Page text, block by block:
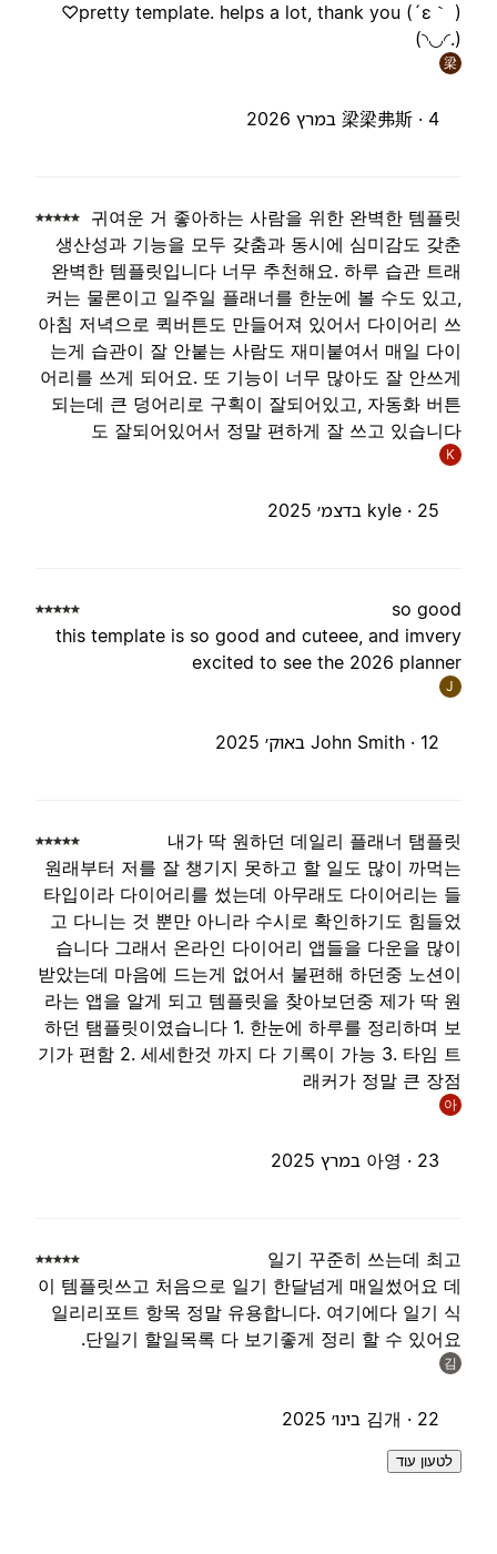
pretty template. helps a lot, thank you (´ε｀ )♡
梁梁弗斯 ·
귀여운 거 좋아하는 사람을 위한 완벽한 템플
생산성과 기능을 모두 갖춤과 동시에 심미감도 갖
완벽한 템플릿입니다 너무 추천해요. 하루 습관 트
커는 물론이고 일주일 플래너를 한눈에 볼 수도 있
아침 저녁으로 퀵버튼도 만들어져 있어서 다이어리
는게 습관이 잘 안붙는 사람도 재미붙여서 매일 다
어리를 쓰게 되어요. 또 기능이 너무 많아도 잘 안쓰
되는데 큰 덩어리로 구획이 잘되어있고, 자동화 버
도 잘되어있어서 정말 편하게 잘 쓰고 있습니
kyle ·
so
this template is so good and cuteee, and
excited to see the 2026
John Smith ·
내가 딱 원하던 데일리 플래너 탬플
원래부터 저를 잘 챙기지 못하고 할 일도 많이 까먹
타입이라 다이어리를 썼는데 아무래도 다이어리는
고 다니는 것 뿐만 아니라 수시로 확인하기도 힘들
습니다 그래서 온라인 다이어리 앱들을 다운을 많
받았는데 마음에 드는게 없어서 불편해 하던중 노션
라는 앱을 알게 되고 템플릿을 찾아보던중 제가 딱
하던 탬플릿이였습니다 1. 한눈에 하루를 정리하며
기가 편함 2. 세세한것 까지 다 기록이 가능 3. 타임
래커가 정말 큰 장
아영 ·
일기 꾸준히 쓰는데 최
이 템플릿쓰고 처음으로 일기 한달넘게 매일썼어요
일리리포트 항목 정말 유용합니다. 여기에다 일기
단일기 할일목록 다 보기좋게 정리 할 수 있어
김개 ·
לטעון עוד